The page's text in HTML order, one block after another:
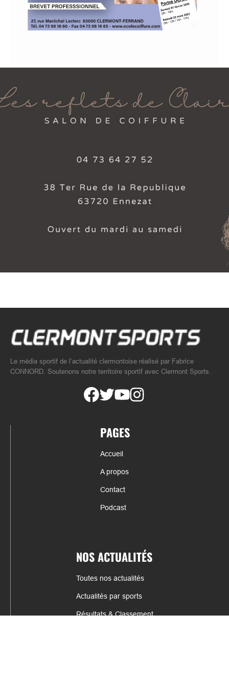
Le média sportif de l’actualité clermontoise réalisé par Fabrice
CONNORD. Soutenons notre territoire sportif avec Clermont Sports.
PAGES
Accueil
A propos
Contact
Podcast
NOS ACTUALITÉS
Toutes nos actualités
Actualités par sports
Résultats & Classement